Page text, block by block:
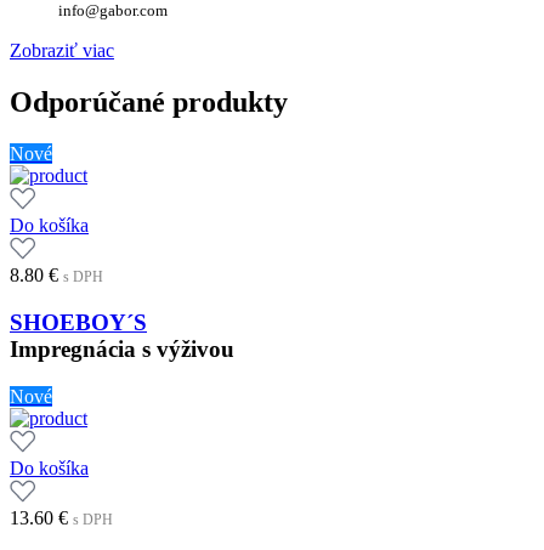
info@gabor.com
Zobraziť viac
Odporúčané produkty
Nové
Do košíka
8.80 € s DPH
SHOEBOY´S
Impregnácia s výživou
Nové
Do košíka
13.60 € s DPH